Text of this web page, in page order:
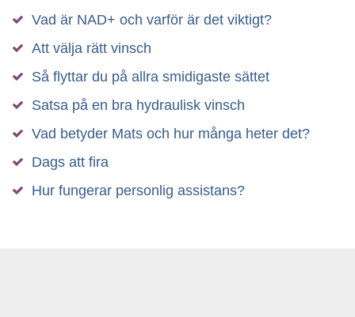
Vad är NAD+ och varför är det viktigt?
Att välja rätt vinsch
Så flyttar du på allra smidigaste sättet
Satsa på en bra hydraulisk vinsch
Vad betyder Mats och hur många heter det?
Dags att fira
Hur fungerar personlig assistans?